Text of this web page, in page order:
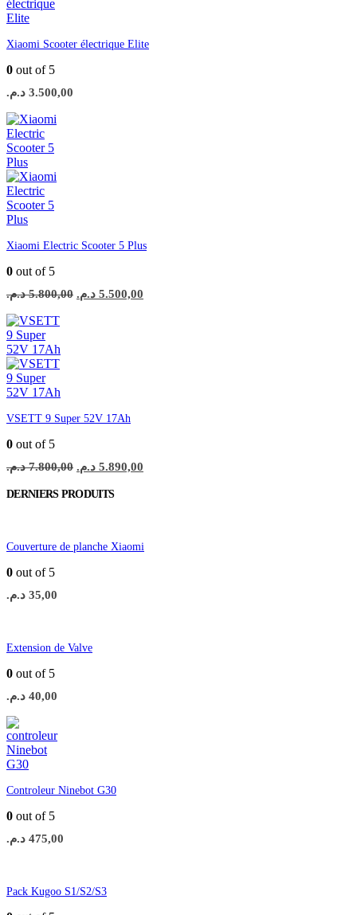
Xiaomi Scooter électrique Elite
0 out of 5
3.500,00 د.م.
Xiaomi Electric Scooter 5 Plus
0 out of 5
5.800,00 د.م.
Le
prix
5.500,00 د.م.
prix
VSETT 9 Super 52V 17Ah
0 out of 5
7.800,00 د.م.
Le
prix
initial
était :
5.890,00 د.م.
prix
DERNIERS PRODUITS
Couverture de planche Xiaomi
0 out of 5
35,00 د.م.
Extension de Valve
0 out of 5
40,00 د.م.
Controleur Ninebot G30
0 out of 5
475,00 د.م.
Pack Kugoo S1/S2/S3